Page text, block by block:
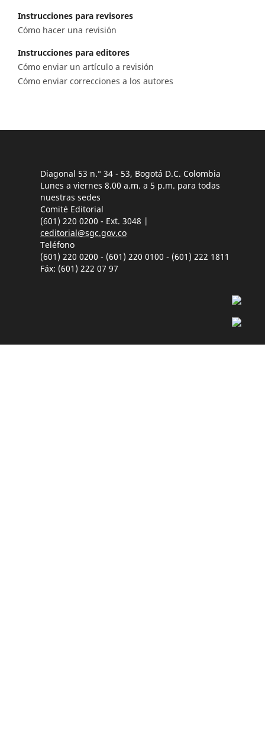
Instrucciones para revisores
Cómo hacer una revisión
Instrucciones para editores
Cómo enviar un artículo a revisión
Cómo enviar correcciones a los autores
Diagonal 53 n.° 34 - 53, Bogotá D.C. Colombia
Lunes a viernes 8.00 a.m. a 5 p.m. para todas
nuestras sedes
Comité Editorial
(601) 220 0200 - Ext. 3048 |
ceditorial@sgc.gov.co
Teléfono
(601) 220 0200 - (601) 220 0100 - (601) 222 1811
Fáx: (601) 222 07 97